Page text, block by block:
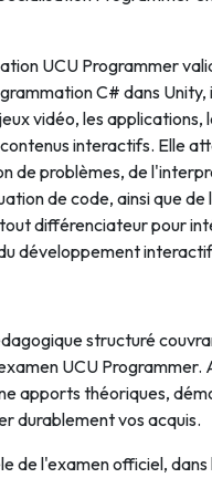
UCU Programmer
C# dans Unity,
vidéo, les applications,
interactifs. Elle
de problèmes, de
de code, ainsi que de
différenciateur pour
développement
structuré
UCU Programmer.
apports théoriques,
durablement vos acquis.
de l'examen officiel, dans